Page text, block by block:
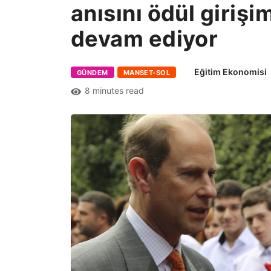
anısını ödül
devam ediyor
GÜNDEM MANSET-SOL Eğitim Ekonomisi
8 minutes read